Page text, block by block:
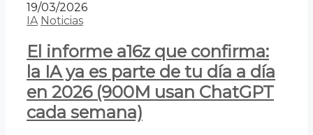
19/03/2026
IA Noticias
El informe a16z que confirma:
la IA ya es parte de tu día a día
en 2026 (900M usan ChatGPT
cada semana)